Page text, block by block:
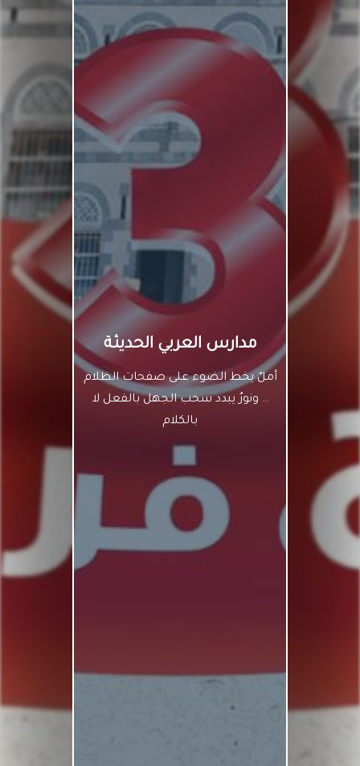
مدارس العربي الحديثة
أكبر من مدرسةٍ .. وأعظم من كتابٍ ..